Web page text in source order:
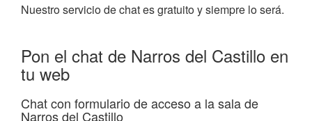
Nuestro servicio de chat es gratuito y siempre lo será.
Pon el chat de Narros del Castillo en
tu web
Chat con formulario de acceso a la sala de
Narros del Castillo